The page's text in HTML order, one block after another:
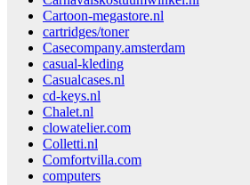
Cartoon-megastore.nl
cartridges/toner
Casecompany.amsterdam
casual-kleding
Casualcases.nl
cd-keys.nl
Chalet.nl
clowatelier.com
Colletti.nl
Comfortvilla.com
computers